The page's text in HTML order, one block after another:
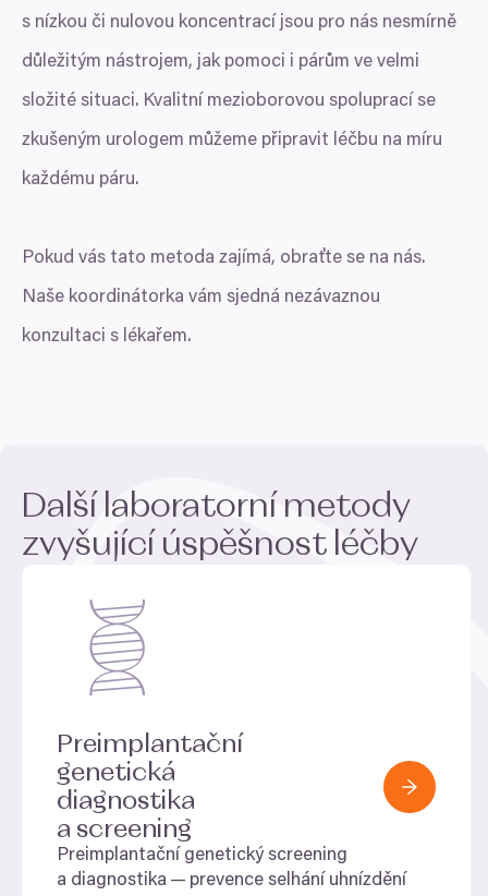
s nízkou či nulovou koncentrací jsou pro nás nesmírně
důležitým nástrojem, jak pomoci i párům ve velmi
složité situaci. Kvalitní mezioborovou spoluprací se
zkušeným urologem můžeme připravit léčbu na míru
každému páru.
Pokud vás tato metoda zajímá, obraťte se na nás.
Naše koordinátorka vám sjedná nezávaznou
konzultaci s lékařem.
Další laboratorní metody
zvyšující úspěšnost léčby
Preimplantační
genetická
diagnostika
a screening
Preimplantační genetický screening
a diagnostika — prevence selhání uhnízdění